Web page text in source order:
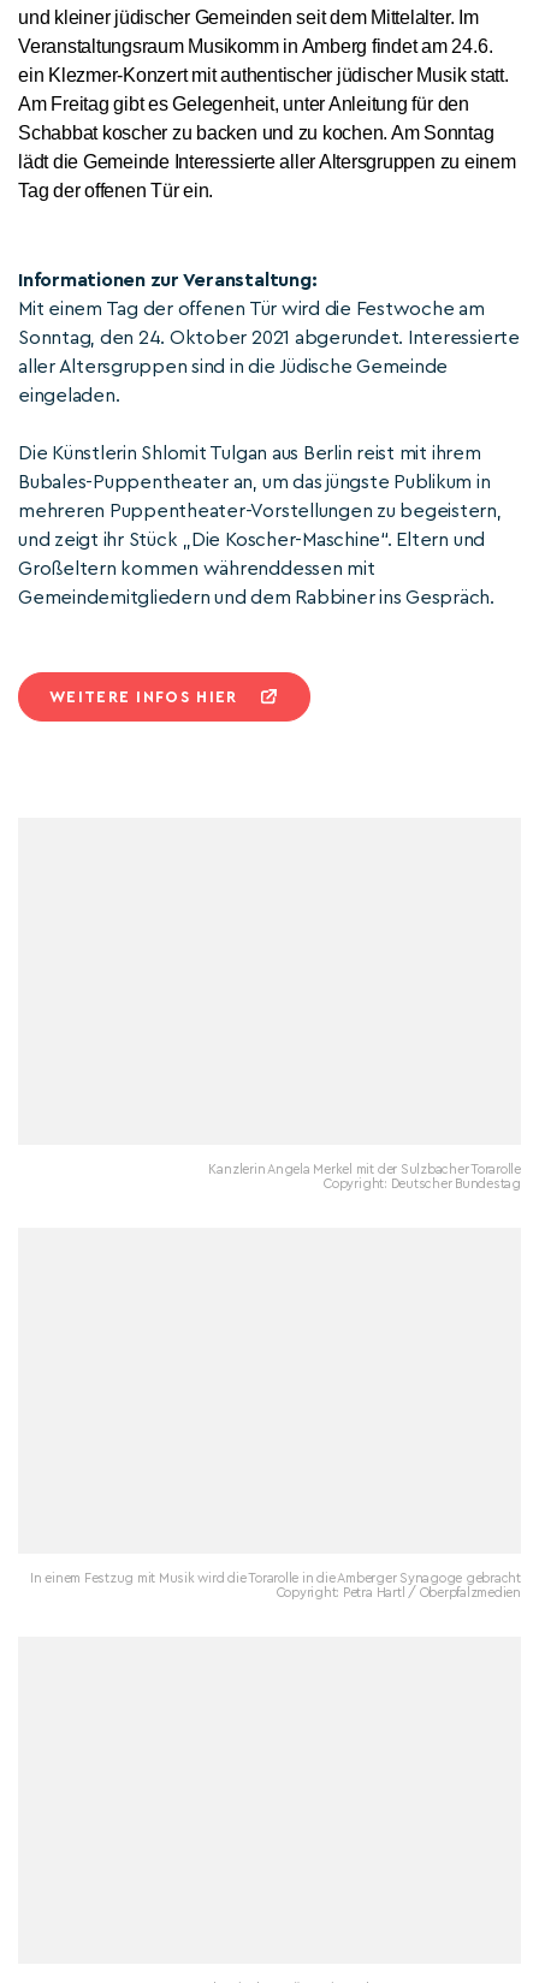
und kleiner jüdischer Gemeinden seit dem Mittelalter. Im
Veranstaltungsraum Musikomm in Amberg findet am 24.6.
ein Klezmer-Konzert mit authentischer jüdischer Musik statt.
Am Freitag gibt es Gelegenheit, unter Anleitung für den
Schabbat koscher zu backen und zu kochen. Am Sonntag
lädt die Gemeinde Interessierte aller Altersgruppen zu einem
Tag der offenen Tür ein.
Informationen zur Veranstaltung:
Mit einem Tag der offenen Tür wird die Festwoche am
Sonntag, den 24. Oktober 2021 abgerundet. Interessierte
aller Altersgruppen sind in die Jüdische Gemeinde
eingeladen.
Die Künstlerin Shlomit Tulgan aus Berlin reist mit ihrem
Bubales-Puppentheater an, um das jüngste Publikum in
mehreren Puppentheater-Vorstellungen zu begeistern,
und zeigt ihr Stück „Die Koscher-Maschine“. Eltern und
Großeltern kommen währenddessen mit
Gemeindemitgliedern und dem Rabbiner ins Gespräch.
WEITERE INFOS HIER
Kanzlerin Angela Merkel mit der Sulzbacher Torarolle
Copyright: Deutscher Bundestag
In einem Festzug mit Musik wird die Torarolle in die Amberger Synagoge gebracht
Copyright: Petra Hartl / Oberpfalzmedien